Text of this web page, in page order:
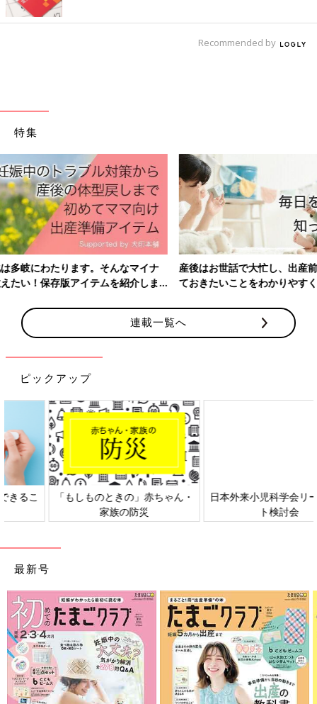
Recommended by
特集
産後はお世話で大忙し、出産前にそろえておきたいアイテム、知っ
ておきたいことをわかりやすく紹介！
連載一覧へ
ピックアップ
日本外来小児科学会リーフレッ
ト検討会
六星占術 細木かおりさんの人生
最新号